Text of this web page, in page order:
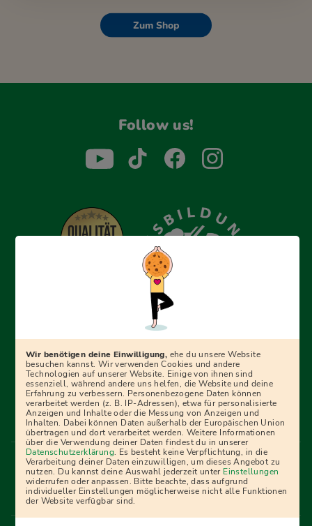
Zum Shop
Follow us!
Erfolgreich bewerben mit Ausbildungspark: Wir
begleiten dich Schritt für Schritt bei deinem Start in den
Ratgebern und Prüfungspaketen, interaktiven
Videokursen und vielem mehr. Für alle, die was werden
wollen!
Menü Fußleiste
Impressum Bildquellen Presse
Mediadaten
Partner
AGB Datenschutz
Widerrufsbelehrung
Bestellung
Affiliate Partner Cookies
Wir benötigen deine Einwilligung, ehe du unsere Website
besuchen kannst. Wir verwenden Cookies und andere
Technologien auf unserer Website. Einige von ihnen sind
essenziell, während andere uns helfen, die Website und deine
Erfahrung zu verbessern. Personenbezogene Daten können
verarbeitet werden (z. B. IP-Adressen), etwa für personalisierte
Anzeigen und Inhalte oder die Messung von Anzeigen und
Inhalten. Dabei können Daten außerhalb der Europäischen Union
übertragen und dort verarbeitet werden. Weitere Informationen
über die Verwendung deiner Daten findest du in unserer
Datenschutzerklärung. Es besteht keine Verpflichtung, in die
Verarbeitung deiner Daten einzuwilligen, um dieses Angebot zu
nutzen. Du kannst deine Auswahl jederzeit unter Einstellungen
widerrufen oder anpassen. Bitte beachte, dass aufgrund
individueller Einstellungen möglicherweise nicht alle Funktionen
der Website verfügbar sind.